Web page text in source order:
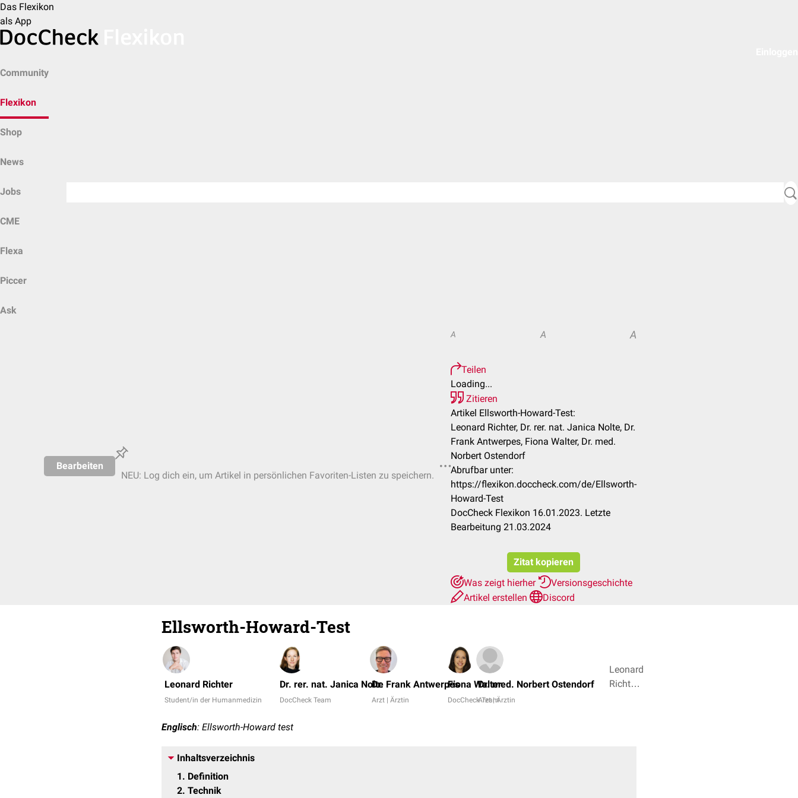
Das Flexikon
als App
Community
Flexikon
Shop
News
Jobs
CME
Flexa
Piccer
Ask
Bearbeiten
NEU: Log dich ein, um Artikel in persönlichen Favoriten-Listen zu speichern.
A A A
Teilen
Loading...
Zitieren
Artikel Ellsworth-Howard-Test:
Leonard Richter, Dr. rer. nat. Janica Nolte, Dr.
Frank Antwerpes, Fiona Walter, Dr. med.
Norbert Ostendorf
Abrufbar unter:
https://flexikon.doccheck.com/de/Ellsworth-
Howard-Test
DocCheck Flexikon 16.01.2023. Letzte
Bearbeitung 21.03.2024
Zitat kopieren
Was zeigt hierher
Versionsgeschichte
Artikel erstellen
Discord
Ellsworth-Howard-Test
Leonard Richter
Student/in der Humanmedizin
Dr. rer. nat. Janica Nolte
DocCheck Team
Dr. Frank Antwerpes
Arzt | Ärztin
Fiona Walter
DocCheck Team
Dr. med. Norbert Ostendorf
Arzt | Ärztin
Leonard
Richter,
Englisch: Ellsworth-Howard test
Inhaltsverzeichnis
1
Definition
2 Technik